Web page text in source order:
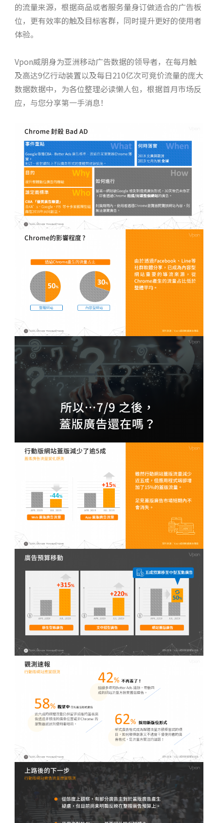
的流量来源，根据商品或者服务量身订做适合的广告板
位，更有效率的触及目标客群，同时提升更好的使用者
体验。
Vpon威朋身为亚洲移动广告数据的领导者，在每月触
及高达9亿行动装置以及每日210亿次可竞价流量的庞大
数据数据中，为各位整理必读懒人包，根据首月市场反
应，与您分享第一手消息！